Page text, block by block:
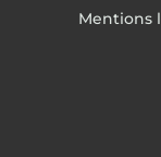
Mentions